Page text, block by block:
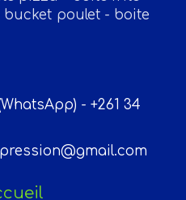
bucket poulet - boite
- +261 34